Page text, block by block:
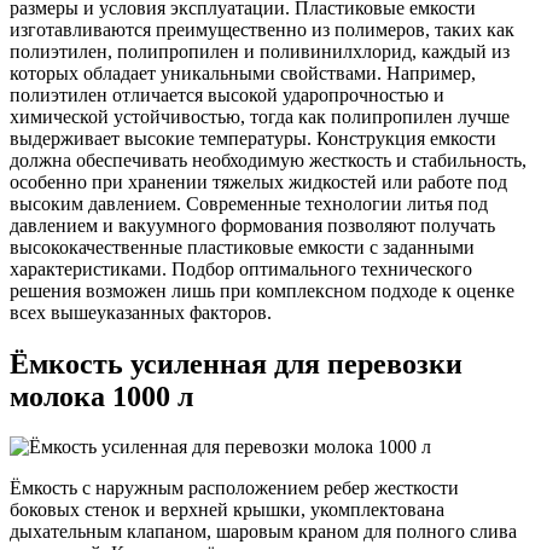
размеры и условия эксплуатации. Пластиковые емкости
изготавливаются преимущественно из полимеров, таких как
полиэтилен, полипропилен и поливинилхлорид, каждый из
которых обладает уникальными свойствами. Например,
полиэтилен отличается высокой ударопрочностью и
химической устойчивостью, тогда как полипропилен лучше
выдерживает высокие температуры. Конструкция емкости
должна обеспечивать необходимую жесткость и стабильность,
особенно при хранении тяжелых жидкостей или работе под
высоким давлением. Современные технологии литья под
давлением и вакуумного формования позволяют получать
высококачественные пластиковые емкости с заданными
характеристиками. Подбор оптимального технического
решения возможен лишь при комплексном подходе к оценке
всех вышеуказанных факторов.
Ёмкость усиленная для перевозки
молока 1000 л
Ёмкость с наружным расположением ребер жесткости
боковых стенок и верхней крышки, укомплектована
дыхательным клапаном, шаровым краном для полного слива